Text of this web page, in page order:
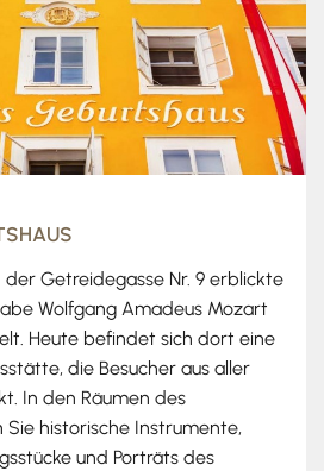
der Getreidegasse Nr. 9 erblickte
Wolfgang Amadeus Mozart
Heute befindet sich dort eine
die Besucher aus aller
In den Räumen des
historische Instrumente,
und Porträts des